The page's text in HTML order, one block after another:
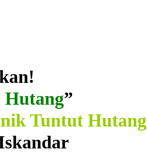
Hutang”
Tuntut Hutang